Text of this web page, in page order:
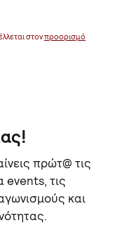
στονπροορισμό
πρώτ@ τις
τις
και